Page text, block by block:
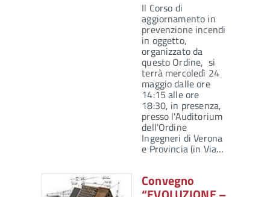
Il Corso di
aggiornamento in
prevenzione incendi
in oggetto,
organizzato da
questo Ordine, si
terrà mercoledì 24
maggio dalle ore
14:15 alle ore
18:30, in presenza,
presso l'Auditorium
dell'Ordine
Ingegneri di Verona
e Provincia (in Via…
Convegno